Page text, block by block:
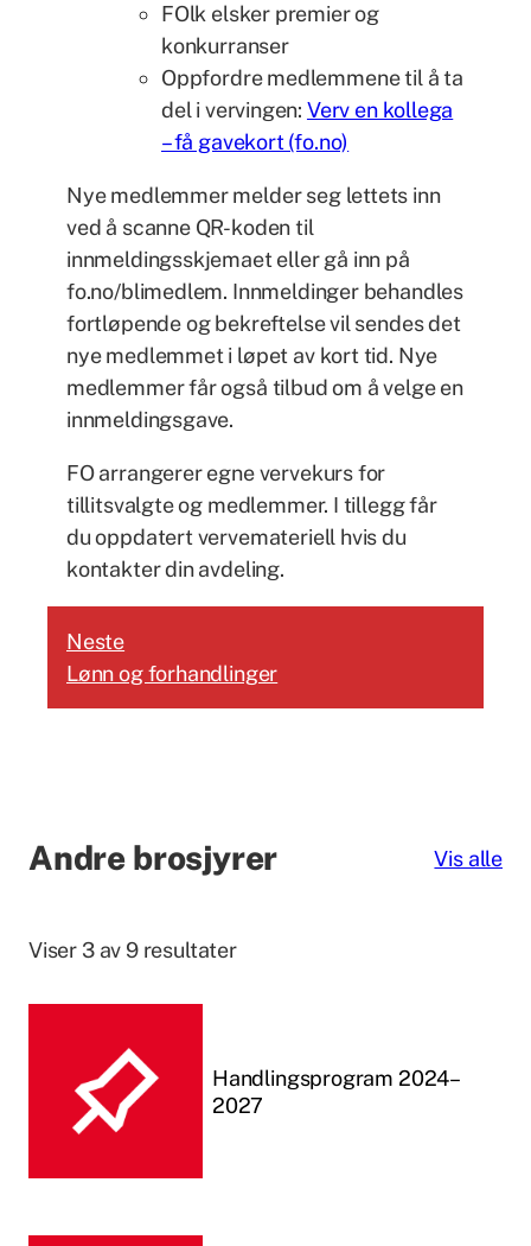
FOlk elsker premier og
konkurranser
Oppfordre medlemmene til å ta
del i vervingen: Verv en kollega
– få gavekort (fo.no)
Nye medlemmer melder seg lettets inn
ved å scanne QR-koden til
innmeldingsskjemaet eller gå inn på
fo.no/blimedlem. Innmeldinger behandles
fortløpende og bekreftelse vil sendes det
nye medlemmet i løpet av kort tid. Nye
medlemmer får også tilbud om å velge en
innmeldingsgave.
FO arrangerer egne vervekurs for
tillitsvalgte og medlemmer. I tillegg får
du oppdatert vervemateriell hvis du
kontakter din avdeling.
Neste
Lønn og forhandlinger
Andre brosjyrer Vis alle
Viser 3 av 9 resultater
Handlingsprogram 2024–
2027